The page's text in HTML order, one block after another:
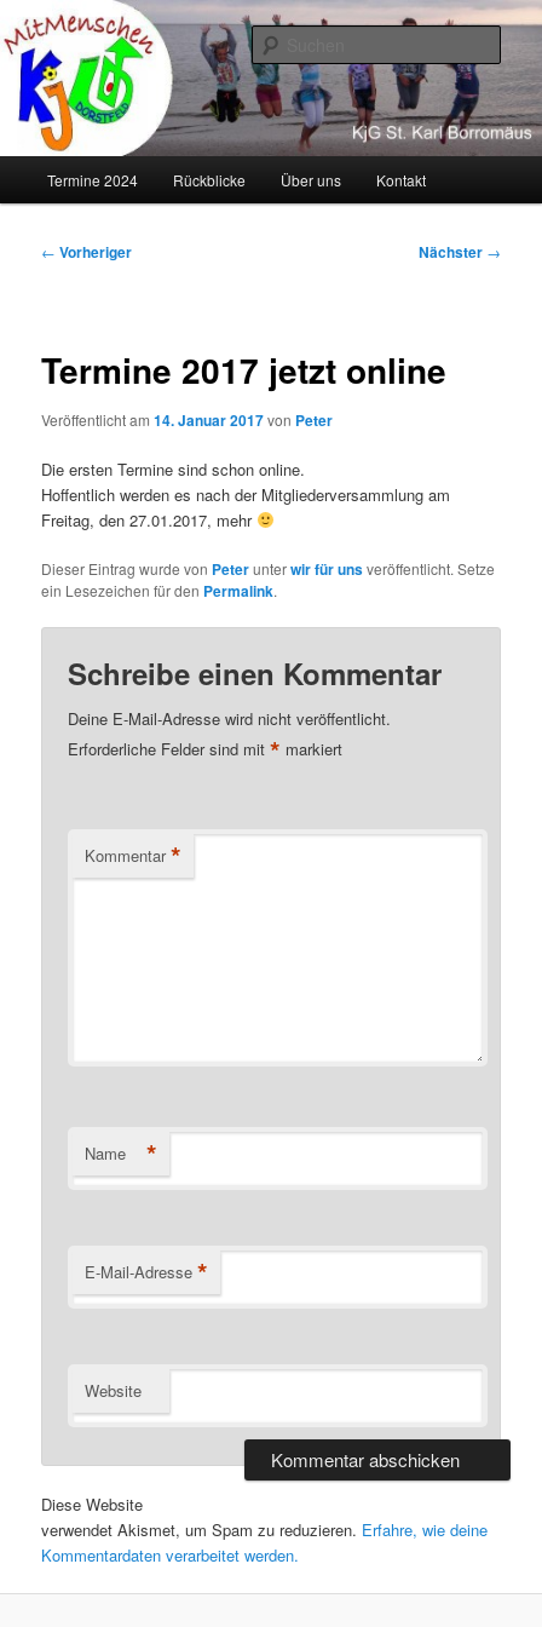
Zum
primären
Inhalt
springenKJG Dorstfeld
Termine 2024 Rückblicke Über uns Kontakt
Beitragsnavigation
← Vorheriger Nächster →
Termine 2017 jetzt online
Veröffentlicht am14. Januar 2017von Peter
Die ersten Termine sind schon online.
Hoffentlich werden es nach der Mitgliederversammlung am
Freitag, den 27.01.2017, mehr
Dieser Eintrag wurde von Peterunterwir für unsveröffentlicht. Setze
ein Lesezeichen für den Permalink.
Schreibe einen Kommentar
Deine E-Mail-Adresse wird nicht veröffentlicht.
Erforderliche Felder sind mit* markiert
Kommentar *
Name *
E-Mail-Adresse *
Website
Diese Website
verwendet Akismet, um Spam zu reduzieren. Erfahre, wie deine
Kommentardaten verarbeitet werden.